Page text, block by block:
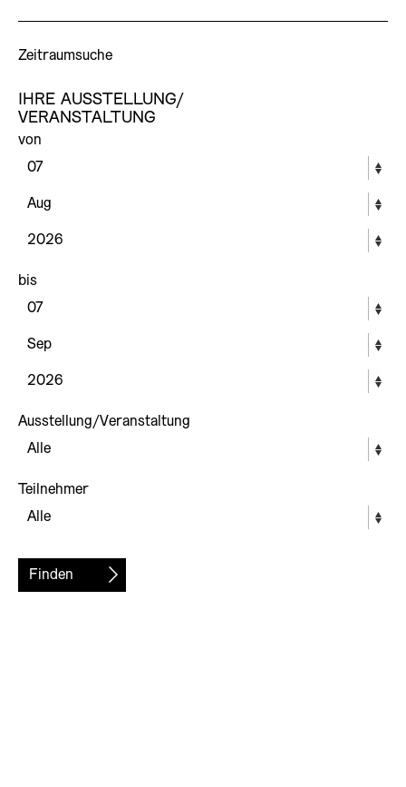
Zeitraumsuche
IHRE AUSSTELLUNG/
VERANSTALTUNG
von
bis
Ausstellung/Veranstaltung
Teilnehmer